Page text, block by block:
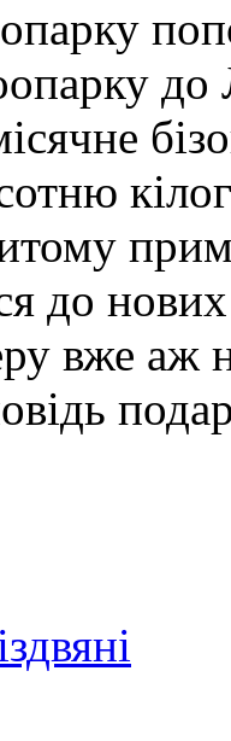
до
до
вже аж